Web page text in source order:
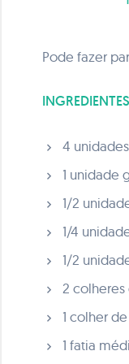
Pode fazer
INGREDIENTES
4
1 unidade
1/2
1/4
1/2
2
1 colher
1 fatia